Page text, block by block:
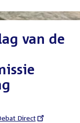
van de
Direct